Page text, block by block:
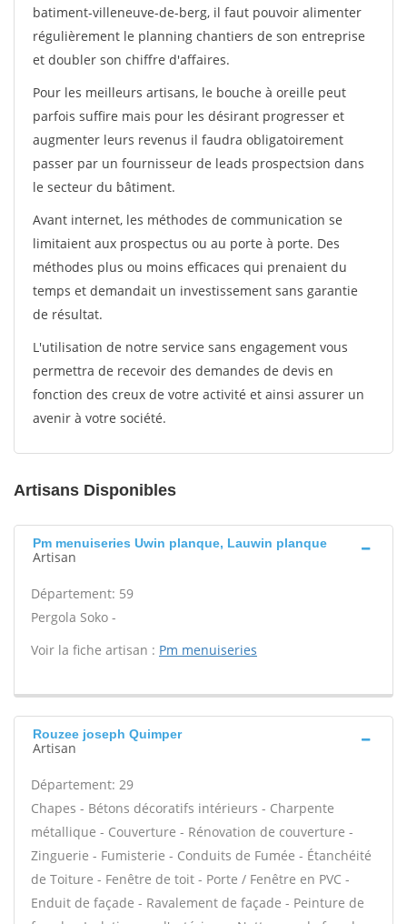
batiment-villeneuve-de-berg, il faut pouvoir alimenter
régulièrement le planning chantiers de son entreprise
et doubler son chiffre d'affaires.
Pour les meilleurs artisans, le bouche à oreille peut
parfois suffire mais pour les désirant progresser et
augmenter leurs revenus il faudra obligatoirement
passer par un fournisseur de leads prospectsion dans
le secteur du bâtiment.
Avant internet, les méthodes de communication se
limitaient aux prospectus ou au porte à porte. Des
méthodes plus ou moins efficaces qui prenaient du
temps et demandait un investissement sans garantie
de résultat.
L'utilisation de notre service sans engagement vous
permettra de recevoir des demandes de devis en
fonction des creux de votre activité et ainsi assurer un
avenir à votre société.
Artisans Disponibles
Pm menuiseries Uwin planque, Lauwin planque
Artisan
Département: 59
Pergola Soko -
Voir la fiche artisan : Pm menuiseries
Rouzee joseph Quimper
Artisan
Département: 29
Chapes - Bétons décoratifs intérieurs - Charpente
métallique - Couverture - Rénovation de couverture -
Zinguerie - Fumisterie - Conduits de Fumée - Étanchéité
de Toiture - Fenêtre de toit - Porte / Fenêtre en PVC -
Enduit de façade - Ravalement de façade - Peinture de